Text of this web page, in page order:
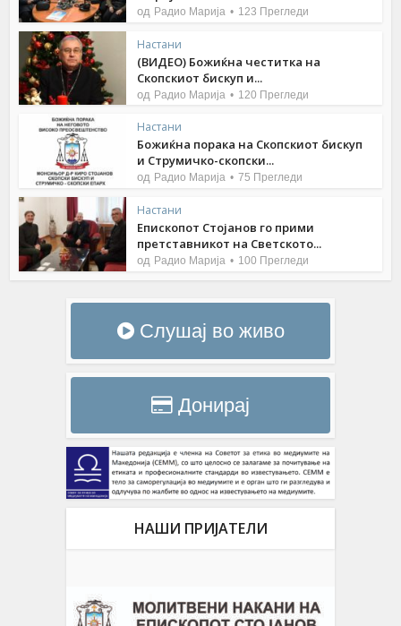
од Радио Марија 123 Прегледи
Настани
(ВИДЕО) Божиќна честитка на
Скопскиот бискуп и...
од Радио Марија 120 Прегледи
Настани
Божиќна порака на Скопскиот бискуп
и Струмичко-скопски...
од Радио Марија 75 Прегледи
Настани
Епископот Стојанов го прими
претставникот на Светското...
од Радио Марија 100 Прегледи
Слушај во живо
Донирај
НАШИ ПРИЈАТЕЛИ